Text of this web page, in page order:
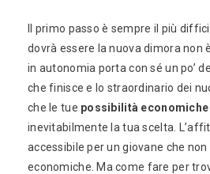
Il primo passo è sempre il più
dovrà essere la nuova dimora non
in autonomia porta con sé un po’
che finisce e lo straordinario dei
che le tue possibilità economiche
inevitabilmente la tua scelta.
accessibile per un giovane che
economiche. Ma come fare per